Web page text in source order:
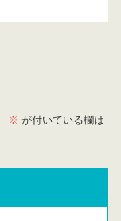
※ が付いている欄は